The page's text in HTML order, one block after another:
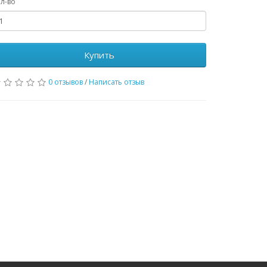
Купить
0 отзывов/ Написать отзыв